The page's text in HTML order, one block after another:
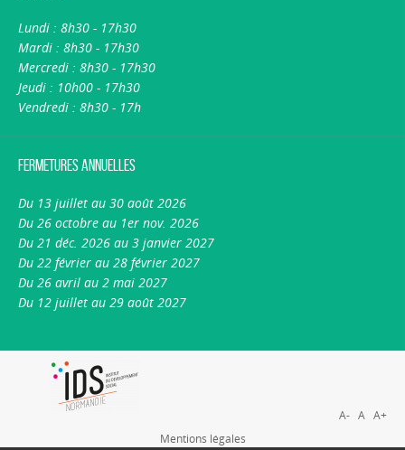
Lundi : 8h30 - 17h30
Mardi : 8h30 - 17h30
Mercredi : 8h30 - 17h30
Jeudi : 10h00 - 17h30
Vendredi : 8h30 - 17h
Fermetures annuelles
Du 13 juillet au 30 août 2026
Du 26 octobre au 1er nov. 2026
Du 21 déc. 2026 au 3 janvier 2027
Du 22 février au 28 février 2027
Du 26 avril au 2 mai 2027
Du 12 juillet au 29 août 2027
Mentions légales
A- A A+